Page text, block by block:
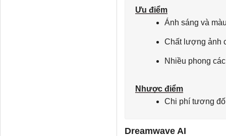
Ưu điểm
Ánh sáng và
Chất lượng ảnh
Nhiều phong
Nhược điểm
Chi phí tương
Dreamwave AI